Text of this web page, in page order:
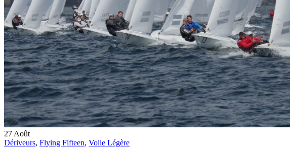
27 Août
Dériveurs, Flying Fifteen, Voile Légère